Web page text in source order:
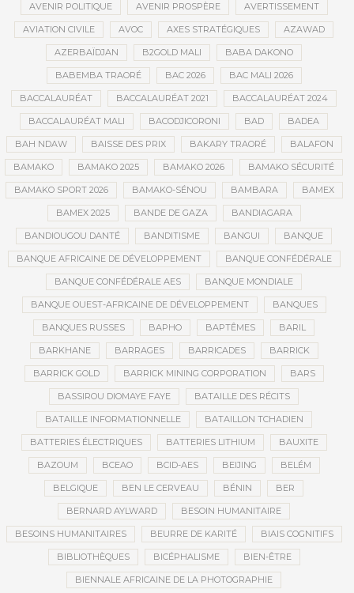
AVENIR POLITIQUE AVENIR PROSPÈRE AVERTISSEMENT
AVIATION CIVILE AVOC AXES STRATÉGIQUES AZAWAD
AZERBAÏDJAN B2GOLD MALI BABA DAKONO
BABEMBA TRAORÉ BAC 2026 BAC MALI 2026
BACCALAURÉAT BACCALAURÉAT 2021 BACCALAURÉAT 2024
BACCALAURÉAT MALI BACODJICORONI BAD BADEA
BAH NDAW BAISSE DES PRIX BAKARY TRAORÉ BALAFON
BAMAKO BAMAKO 2025 BAMAKO 2026 BAMAKO SÉCURITÉ
BAMAKO SPORT 2026 BAMAKO-SÉNOU BAMBARA BAMEX
BAMEX 2025 BANDE DE GAZA BANDIAGARA
BANDIOUGOU DANTÉ BANDITISME BANGUI BANQUE
BANQUE AFRICAINE DE DÉVELOPPEMENT BANQUE CONFÉDÉRALE
BANQUE CONFÉDÉRALE AES BANQUE MONDIALE
BANQUE OUEST-AFRICAINE DE DÉVELOPPEMENT BANQUES
BANQUES RUSSES BAPHO BAPTÊMES BARIL
BARKHANE BARRAGES BARRICADES BARRICK
BARRICK GOLD BARRICK MINING CORPORATION BARS
BASSIROU DIOMAYE FAYE BATAILLE DES RÉCITS
BATAILLE INFORMATIONNELLE BATAILLON TCHADIEN
BATTERIES ÉLECTRIQUES BATTERIES LITHIUM BAUXITE
BAZOUM BCEAO BCID-AES BEIJING BELÉM
BELGIQUE BEN LE CERVEAU BÉNIN BER
BERNARD AYLWARD BESOIN HUMANITAIRE
BESOINS HUMANITAIRES BEURRE DE KARITÉ BIAIS COGNITIFS
BIBLIOTHÈQUES BICÉPHALISME BIEN-ÊTRE
BIENNALE AFRICAINE DE LA PHOTOGRAPHIE